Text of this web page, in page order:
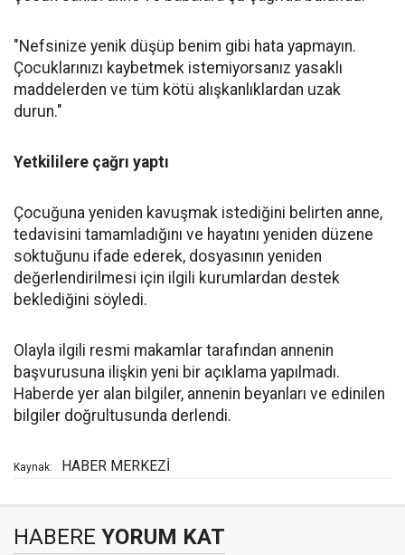
"Nefsinize yenik düşüp benim gibi hata yapmayın.
Çocuklarınızı kaybetmek istemiyorsanız yasaklı
maddelerden ve tüm kötü alışkanlıklardan uzak
durun."
Yetkililere çağrı yaptı
Çocuğuna yeniden kavuşmak istediğini belirten anne,
tedavisini tamamladığını ve hayatını yeniden düzene
soktuğunu ifade ederek, dosyasının yeniden
değerlendirilmesi için ilgili kurumlardan destek
beklediğini söyledi.
Olayla ilgili resmi makamlar tarafından annenin
başvurusuna ilişkin yeni bir açıklama yapılmadı.
Haberde yer alan bilgiler, annenin beyanları ve edinilen
bilgiler doğrultusunda derlendi.
Kaynak: HABER MERKEZİ
HABERE YORUM KAT